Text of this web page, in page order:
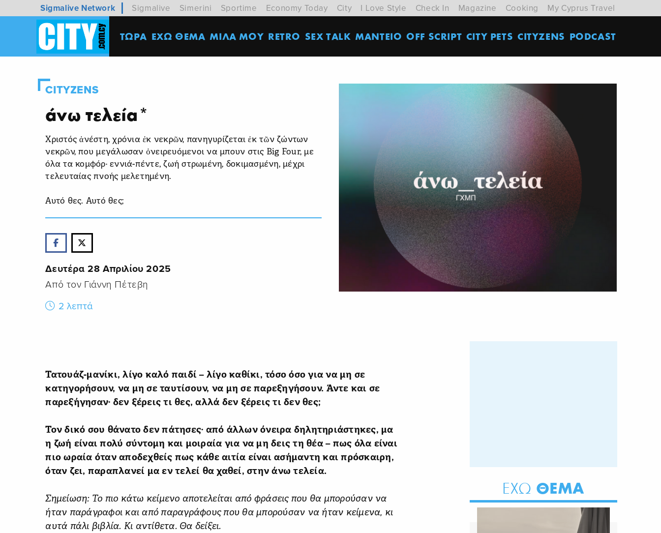
Sigmalive Network Sigmalive Simerini Sportime Economy Today City I Love Style Check In Magazine Cooking My Cyprus Travel
ΤΩΡΑ ΕΧΩ ΘΕΜΑ MΙΛΑ ΜΟΥ RETRO SEX TALK ΜΑΝΤΕΙΟ OFF SCRIPT CITY PETS CITYZENS PODCAST
CITYZENS
άνω τελεία*
Χριστός ἀνέστη, χρόνια ἐκ νεκρῶν, πανηγυρίζεται ἐκ τῶν ζώντων
νεκρῶν, που μεγάλωσαν ὀνειρευόμενοι να μπουν στις Big Four, με
όλα τα κομφόρ· εννιά-πέντε, ζωή στρωμένη, δοκιμασμένη, μέχρι
τελευταίας πνοής μελετημένη.
Αυτό θες. Αυτό θες;
Δευτέρα 28 Απριλίου 2025
Από τον Γιάννη Πέτεβη
2 λεπτά
Τατουάζ-μανίκι, λίγο καλό παιδί – λίγο καθίκι, τόσο όσο για να μη σε
κατηγορήσουν, να μη σε ταυτίσουν, να μη σε παρεξηγήσουν. Άντε και σε
παρεξήγησαν· δεν ξέρεις τι θες, αλλά δεν ξέρεις τι δεν θες;
Τον δικό σου θάνατο δεν πάτησες· από άλλων όνειρα δηλητηριάστηκες, μα
η ζωή είναι πολύ σύντομη και μοιραία για να μη δεις τη θέα – πως όλα είναι
πιο ωραία όταν αποδεχθείς πως κάθε αιτία είναι ασήμαντη και πρόσκαιρη,
όταν ζει, παραπλανεί μα εν τελεί θα χαθεί, στην άνω τελεία.
Σημείωση: Το πιο κάτω κείμενο αποτελείται από φράσεις που θα μπορούσαν να
ήταν παράγραφοι και από παραγράφους που θα μπορούσαν να ήταν κείμενα, κι
αυτά πάλι βιβλία. Κι αντίθετα. Θα δείξει.
ΕΧΩ ΘΕΜΑ